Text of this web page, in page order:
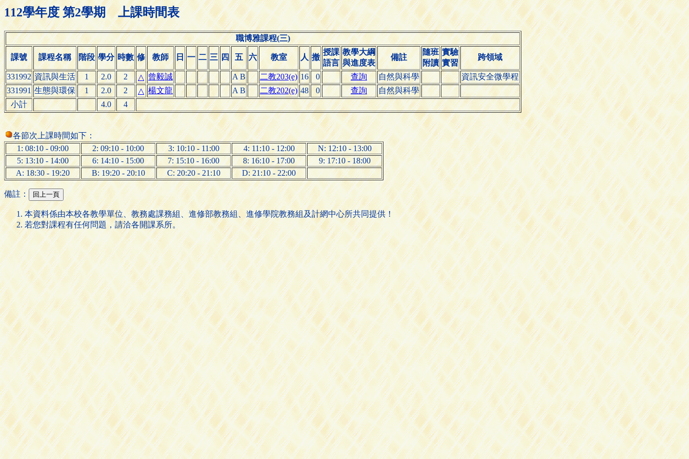
112學年度 第2學期 上課時間表
職博雅課程(三)
課號 課程名稱 階段 學分 時數 修 教師 日 一 二 三 四 五 六 教室 人 撤
授課
語言
教學大綱
與進度表
備註
隨班
附讀
實驗
實習
跨領域
331992 資訊與生活 1 2.0 2 △ 曾毅誠 A B 二教203(e) 16 0 查詢 自然與科學
資訊安全微學程
331991 生態與環保 1 2.0 2 △ 楊文龍 A B 二教202(e) 48 0 查詢
自然與科學
小計
4.0 4
各節次上課時間如下：
1: 08:10 - 09:00
2: 09:10 - 10:00 3: 10:10 - 11:00 4: 11:10 - 12:00
N: 12:10 - 13:00
5: 13:10 - 14:00
6: 14:10 - 15:00 7: 15:10 - 16:00 8: 16:10 - 17:00
9: 17:10 - 18:00
A: 18:30 - 19:20
B: 19:20 - 20:10 C: 20:20 - 21:10 D: 21:10 - 22:00
備註：
本資料係由本校各教學單位、教務處課務組、進修部教務組、進修學院教務組及計網中心所共同提供！
若您對課程有任何問題，請洽各開課系所。